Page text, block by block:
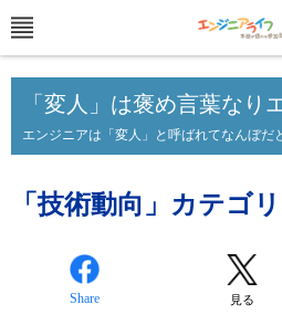
「変人」は褒め言葉なり
エンジニアは「変人」と呼ばれてなんぼだ
「技術動向」カテゴ
Share 見る